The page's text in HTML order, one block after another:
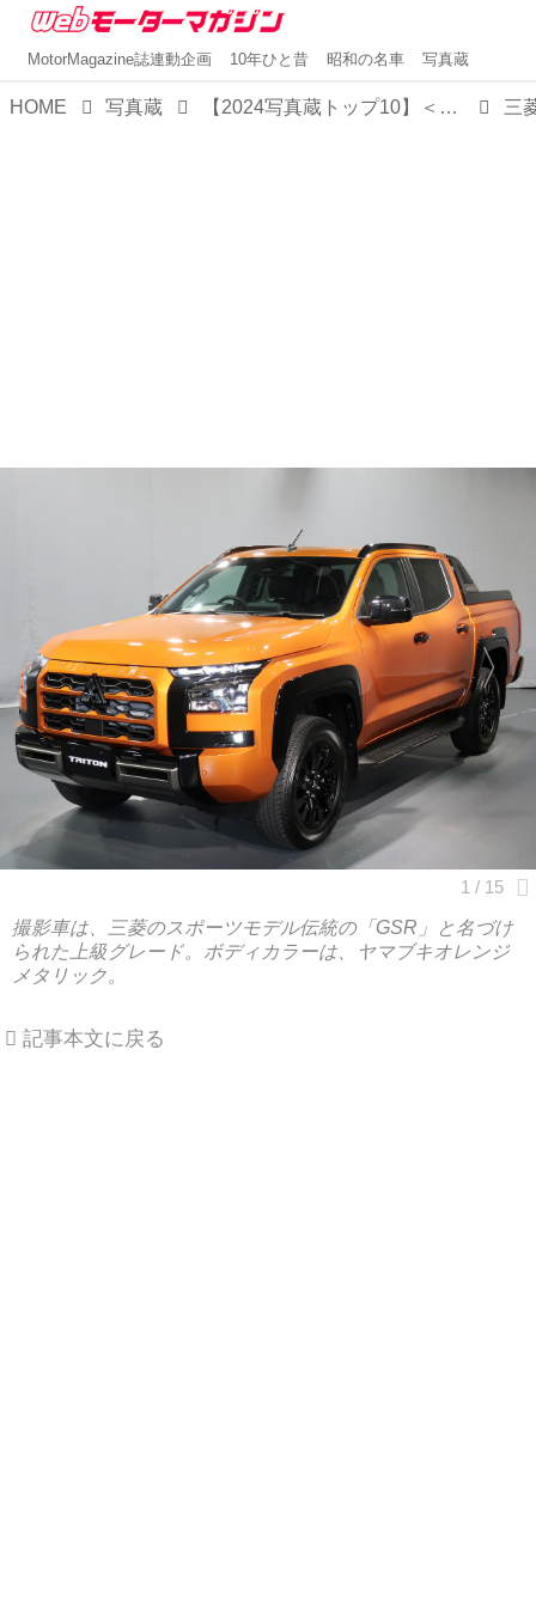
MotorMagazine誌連動企画 10年ひと昔 昭和の名車 写真蔵
HOME 写真蔵 【2024写真蔵トップ10】＜第6位＞三菱のピックアップ トラック「トライトン」がフルモデルチェンジで日本再上陸！ 三
撮影車は、三菱のスポーツモデル伝統の「GSR」と名づけ
られた上級グレード。ボディカラーは、ヤマブキオレンジ
メタリック。
記事本文に戻る